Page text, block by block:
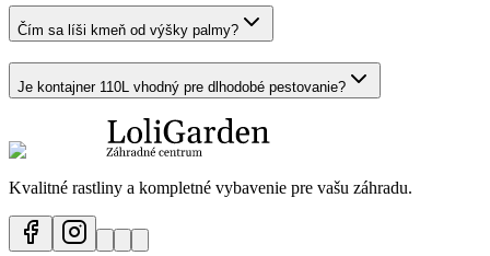
Čím sa líši kmeň od výšky palmy?
Je kontajner 110L vhodný pre dlhodobé pestovanie?
Kvalitné rastliny a kompletné vybavenie pre vašu záhradu.